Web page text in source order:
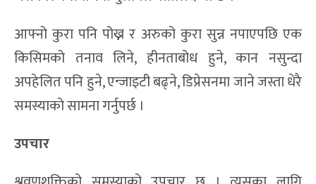
आफ्नो कुरा पनि पोख्न र अरुको कुरा सुन्न नपाएपछि एक
किसिमको तनाव लिने, हीनताबोध हुने, कान नसुन्दा
अपहेलित पनि हुने, एन्जाइटी बढ्ने, डिप्रेसनमा जाने जस्ता धेरै
समस्याको सामना गर्नुपर्छ ।
उपचार